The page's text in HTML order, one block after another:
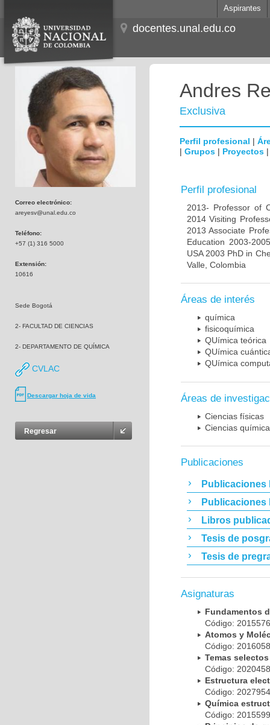
Aspirantes
docentes.unal.edu.co
Correo electrónico:
areyesv@unal.edu.co
Teléfono:
+57 (1) 316 5000
Extensión:
10616
Sede Bogotá
2- FACULTAD DE CIENCIAS
2- DEPARTAMENTO DE QUÍMICA
CVLAC
Descargar hoja de vida
Regresar
Andres
Exclusiva
Perfil profesional |
| Grupos | Proyectos
Perfil profesional
2013- Professor of
2014 Visiting
2013 Associate
Education 2003-
USA 2003 PhD in
Valle, Colombia
Áreas de interés
química
fisicoquímica
QUímica teórica
QUímica
QUímica
Áreas de
Ciencias físicas
Ciencias
Publicaciones
Publicaciones
Publicaciones
Libros
Tesis de
Tesis de
Asignaturas
Fundamentos
Código:
Atomos y
Código:
Temas
Código:
Estructura
Código:
Química
Código: